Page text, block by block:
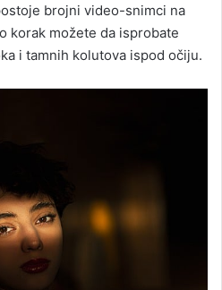
brojni video-snimci na
korak možete da isprobate
i tamnih kolutova ispod očiju.